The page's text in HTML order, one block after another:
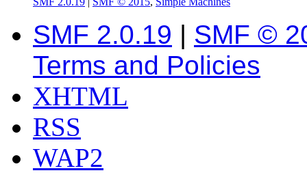
SMF 2.0.19 | SMF ©
Terms and Policies
XHTML
RSS
WAP2